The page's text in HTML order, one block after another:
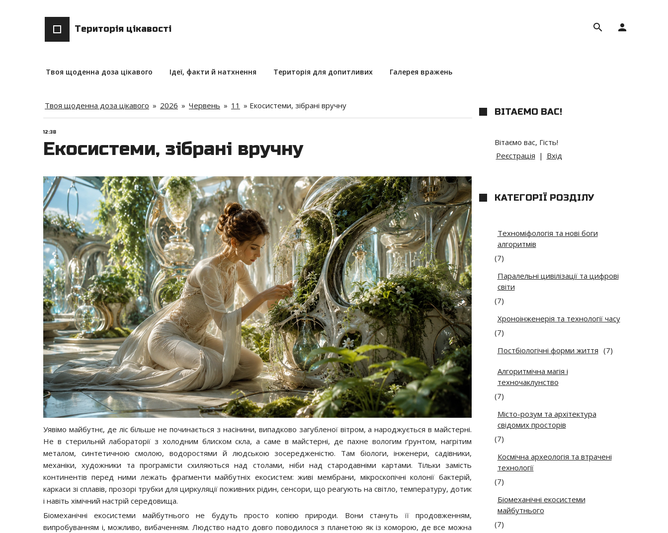
Територія цікавості person
search
Твоя щоденна доза цікавого Ідеї, факти й натхнення Територія для допитливих Галерея вражень
Твоя щоденна доза цікавого » 2026 » Червень » 11 » Екосистеми, зібрані вручну
12:38
Екосистеми, зібрані вручну
Уявімо майбутнє, де ліс більше не починається з насінини, випадково загубленої вітром, а народжується в майстерні.
Не в стерильній лабораторії з холодним блиском скла, а саме в майстерні, де пахне вологим ґрунтом, нагрітим
металом, синтетичною смолою, водоростями й людською зосередженістю. Там біологи, інженери, садівники,
механіки, художники та програмісти схиляються над столами, ніби над стародавніми картами. Тільки замість
континентів перед ними лежать фрагменти майбутніх екосистем: живі мембрани, мікроскопічні колонії бактерій,
каркаси зі сплавів, прозорі трубки для циркуляції поживних рідин, сенсори, що реагують на світло, температуру, дотик
і навіть хімічний настрій середовища.
Біомеханічні екосистеми майбутнього не будуть просто копією природи. Вони стануть її продовженням,
випробуванням і, можливо, вибаченням. Людство надто довго поводилося з планетою як із коморою, де все можна
ВІТАЄМО ВАС!
Вітаємо вас, Гість!
Реєстрація | Вхід
КАТЕГОРІЇ РОЗДІЛУ
Техноміфологія та нові боги
алгоритмів
(7)
Паралельні цивілізації та цифрові
світи
(7)
Хроноінженерія та технології часу
(7)
Постбіологічні форми життя (7)
Алгоритмічна магія і
техночаклунство
(7)
Місто-розум та архітектура
свідомих просторів
(7)
Космічна археологія та втрачені
технології
(7)
Біомеханічні екосистеми
майбутнього
(7)